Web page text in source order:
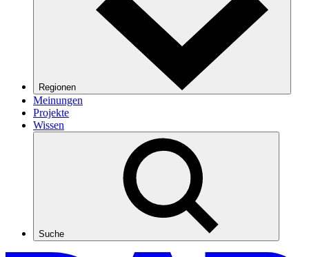
Regionen
Meinungen
Projekte
Wissen
Suche